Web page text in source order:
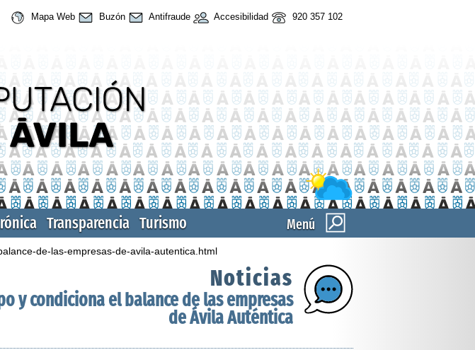
Mapa Web Buzón Antifraude Accesibilidad 920 357 102
Menú
Transparencia Turismo
de-las-empresas-de-avila-autentica.html
Noticias
y condiciona el balance de las empresas
de Ávila Auténtica